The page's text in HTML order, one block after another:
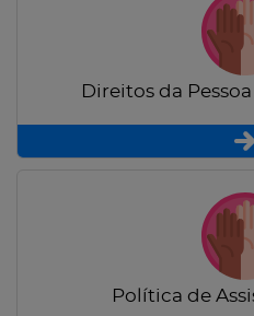
Direitos da
Política de